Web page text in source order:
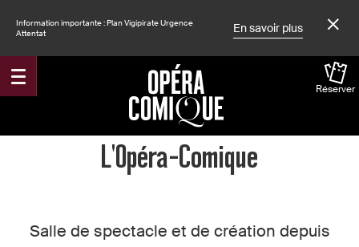
Information importante : Plan Vigipirate Urgence
Attentat
En savoir plus
Réserver
L'Opéra-Comique
Salle de spectacle et de création depuis